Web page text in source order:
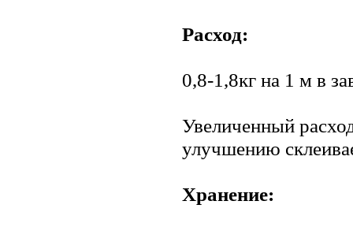
Расход:
0,8-1,8кг на 1 м в
Увеличенный
улучшению
Хранение: